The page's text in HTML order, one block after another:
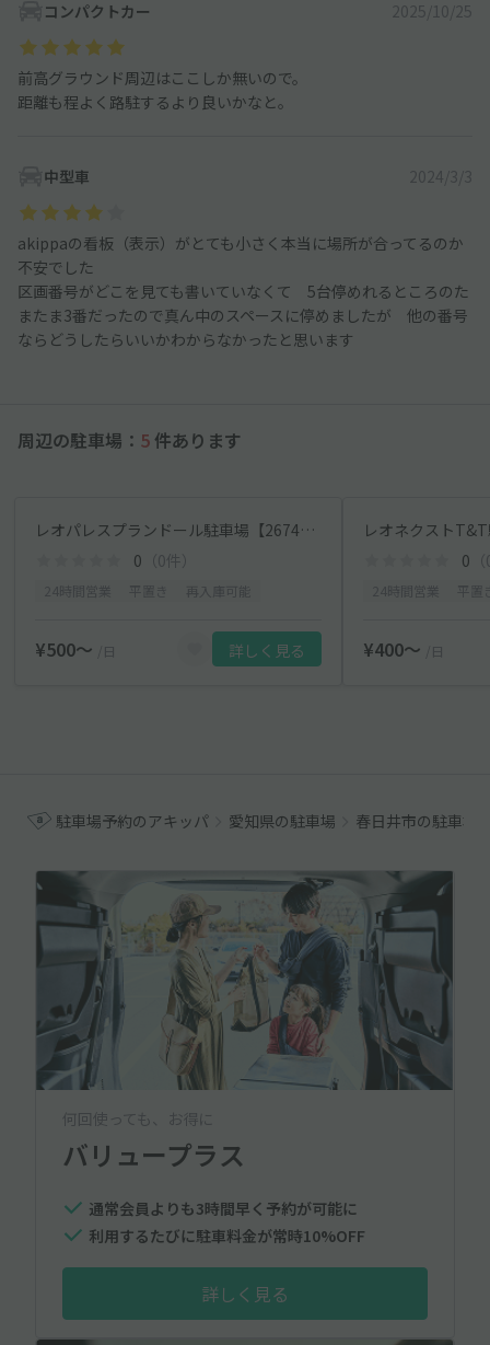
コンパクトカー 2025/10/25
前高グラウンド周辺はここしか無いので。
距離も程よく路駐するより良いかなと。
中型車 2024/3/3
akippaの看板（表示）がとても小さく本当に場所が合ってるのか
不安でした
区画番号がどこを見ても書いていなくて 5台停めれるところのた
またま3番だったので真ん中のスペースに停めましたが 他の番号
ならどうしたらいいかわからなかったと思います
周辺の駐車場： 5 件あります
レオパレスプランドール駐車場【26744】
0 （0件）
¥500〜 /日 詳しく見る
レオネクスト
0
¥400〜 /日
駐車場予約のアキッパ 愛知県の駐車場 春日井市の駐車場
何回使っても、お得に
バリュープラス
通常会員よりも3時間早く予約が可能に
利用するたびに駐車料金が常時10%OFF
詳しく見る